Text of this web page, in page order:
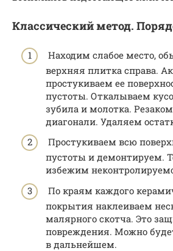
Классический метод.
Находим слабое место,
верхняя плитка справа.
простукиваем ее
пустоты. Откалываем
зубила и молотка.
диагонали. Удаляем
Простукиваем всю
пустоты и демонтируем.
избежим
По краям каждого
покрытия наклеиваем
малярного скотча. Это
повреждения. Можно
в дальнейшем.